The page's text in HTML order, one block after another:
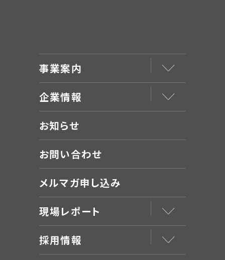
事業案内
企業情報
お知らせ
お問い合わせ
メルマガ申し込み
現場レポート
採用情報